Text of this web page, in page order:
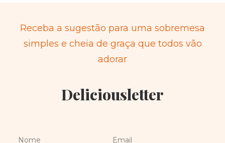
Receba a sugestão para uma sobremesa
simples e cheia de graça que todos vão
adorar
Deliciousletter